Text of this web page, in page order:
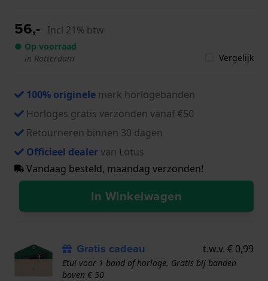
56,- Incl 21% btw
● Op voorraad
in Rotterdam
Vergelijk
100% originele merk horlogebanden
Horloges gratis verzonden vanaf €50
Retourneren binnen 30 dagen
Officieel dealervan Lotus
Vandaag besteld, maandag verzonden!
In Winkelwagen
Gratis cadeau t.w.v. € 0,99
Etui voor 1 band of horloge. Gratis bij banden
boven € 50